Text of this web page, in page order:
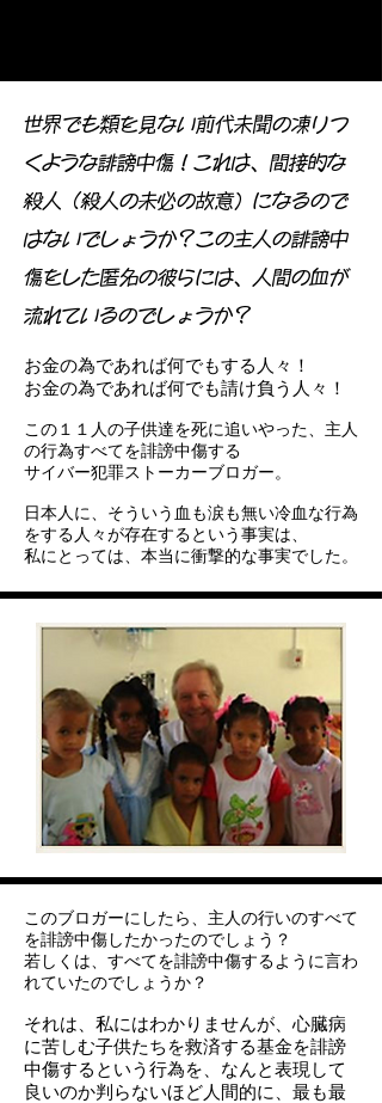
世界でも類を見ない前代未聞の凍りつ
くような誹謗中傷！これは、間接的な
殺人（殺人の未必の故意）になるので
はないでしょうか？この主人の誹謗中
傷をした匿名の彼らには、人間の血が
流れているのでしょうか？
お金の為であれば何でもする人々！
お金の為であれば何でも請け負う人々！
この１１人の子供達を死に追いやった、主人
の行為すべてを誹謗中傷する
サイバー犯罪ストーカーブロガー。
日本人に、そういう血も涙も無い冷血な行為
をする人々が存在するという事実は、
私にとっては、本当に衝撃的な事実でした。
このブロガーにしたら、主人の行いのすべて
を誹謗中傷したかったのでしょう？
若しくは、すべてを誹謗中傷するように言わ
れていたのでしょうか？
それは、私にはわかりませんが、心臓病
に苦しむ子供たちを救済する基金を誹謗
中傷するという行為を、なんと表現して
良いのか判らないほど人間的に、最も最